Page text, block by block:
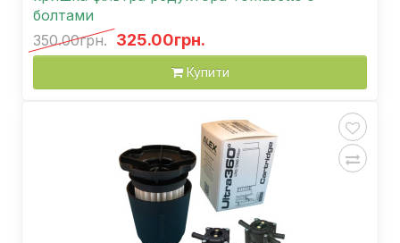
болтами
350.00грн. 325.00грн.
Купити